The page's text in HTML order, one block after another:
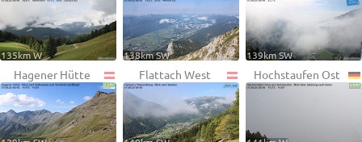
135km W 138km SW 139km SW
Hagener Hütte Flattach West Hochstaufen Ost